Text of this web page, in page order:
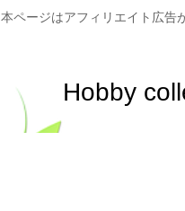
本ページはアフィリエイト広告
Hobby